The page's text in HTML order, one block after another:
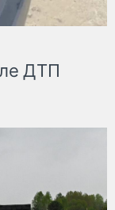
ДТП